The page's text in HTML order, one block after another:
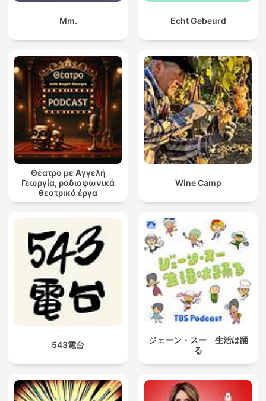
Mm. Echt Gebeurd
Θέατρο με Αγγελή
Γεωργία, ραδιοφωνικά
θεατρικά έργα
Wine Camp
543電台
ジェーン・スー 生活は踊
る